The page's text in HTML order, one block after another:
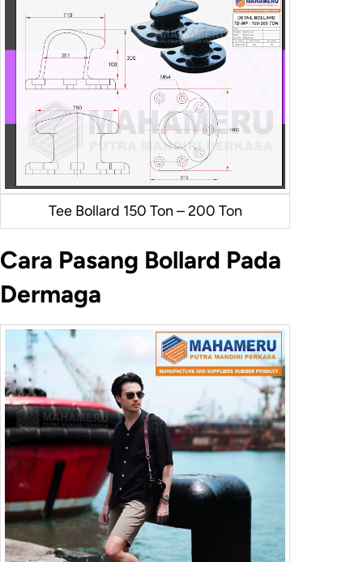
Tee Bollard 150 Ton – 200 Ton
Cara Pasang Bollard Pada
Dermaga